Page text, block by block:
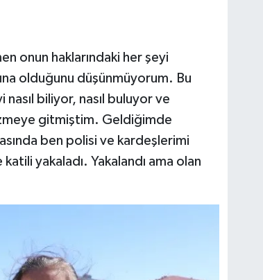
onun haklarındaki her şeyi
olduğunu düşünmüyorum. Bu
biliyor, nasıl buluyor ve
gitmiştim. Geldiğimde
ben polisi ve kardeşlerimi
yakaladı. Yakalandı ama olan